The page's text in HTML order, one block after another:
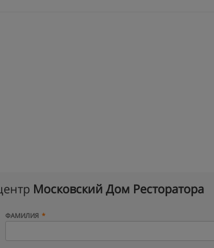
Московский Дом Ресторатора
ФАМИЛИЯ